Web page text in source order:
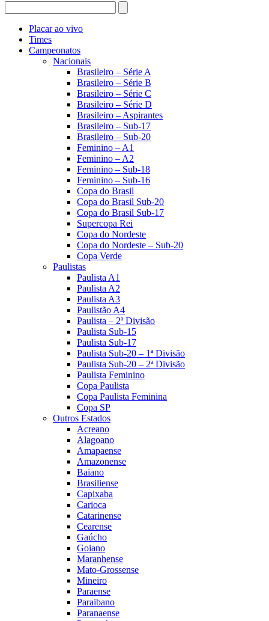
Placar ao vivo
Times
Campeonatos
Nacionais
Brasileiro – Série A
Brasileiro – Série B
Brasileiro – Série C
Brasileiro – Série D
Brasileiro – Aspirantes
Brasileiro – Sub-17
Brasileiro – Sub-20
Feminino – A1
Feminino – A2
Feminino – Sub-18
Feminino – Sub-16
Copa do Brasil
Copa do Brasil Sub-20
Copa do Brasil Sub-17
Supercopa Rei
Copa do Nordeste
Copa do Nordeste – Sub-20
Copa Verde
Paulistas
Paulista A1
Paulista A2
Paulista A3
Paulistão A4
Paulista – 2ª Divisão
Paulista Sub-15
Paulista Sub-17
Paulista Sub-20 – 1ª Divisão
Paulista Sub-20 – 2ª Divisão
Paulista Feminino
Copa Paulista
Copa Paulista Feminina
Copa SP
Outros Estados
Acreano
Alagoano
Amapaense
Amazonense
Baiano
Brasiliense
Capixaba
Carioca
Catarinense
Cearense
Gaúcho
Goiano
Maranhense
Mato-Grossense
Mineiro
Paraense
Paraibano
Paranaense